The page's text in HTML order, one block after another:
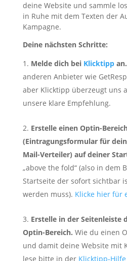
deine Website und sammle
in Ruhe mit dem Texten der
Kampagne.
Deine nächsten Schritte:
Melde dich bei Klicktippan.
anderen Anbieter wie
aber Klicktipp überzeugt uns
unsere klare Empfehlung.
Erstelle einen Optin-
(Eintragungsformular für
Mail-Verteiler) auf deiner
„above the fold“ (also in dem
Startseite der sofort sichtbar
werden muss). Klicke hier für
Erstelle in der Seitenleiste
Optin-Bereich. Wie du einen
und damit deine Website mit
lese bitte in der Klicktipp-Hilfe